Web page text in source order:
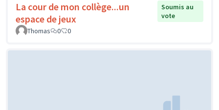
La cour de mon collège...un
espace de jeux
Soumis au
vote
Thomas
0 0